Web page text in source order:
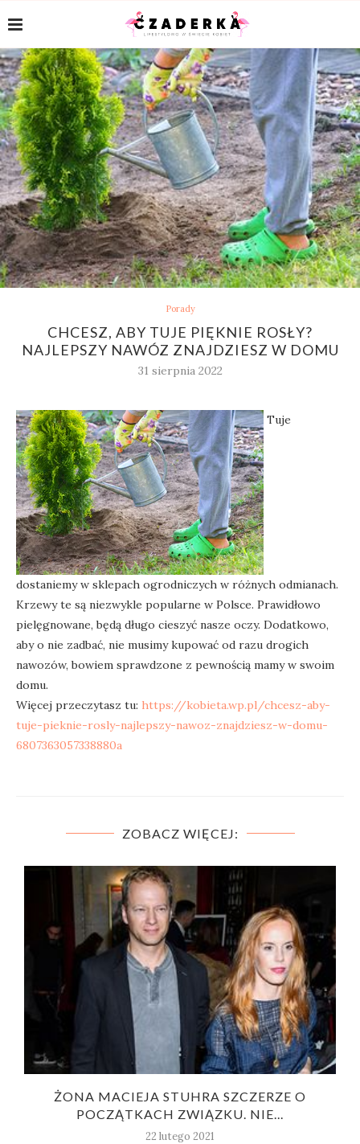
Porady
CHCESZ, ABY TUJE PIĘKNIE ROSŁY?
NAJLEPSZY NAWÓZ ZNAJDZIESZ W DOMU
31 sierpnia 2022
Tuje
dostaniemy w sklepach ogrodniczych w różnych odmianach.
Krzewy te są niezwykle popularne w Polsce. Prawidłowo
pielęgnowane, będą długo cieszyć nasze oczy. Dodatkowo,
aby o nie zadbać, nie musimy kupować od razu drogich
nawozów, bowiem sprawdzone z pewnością mamy w swoim
domu.
Więcej przeczytasz tu: https://kobieta.wp.pl/chcesz-aby-
tuje-pieknie-rosly-najlepszy-nawoz-znajdziesz-w-domu-
6807363057338880a
ZOBACZ WIĘCEJ:
ŻONA MACIEJA STUHRA SZCZERZE O
POCZĄTKACH ZWIĄZKU. NIE...
22 lutego 2021